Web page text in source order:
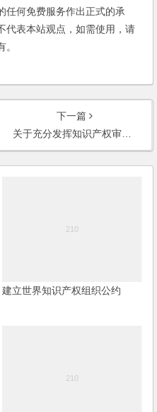
任何免费服务作出正式的承
代表本站观点，如需使用，请
下一篇
关于充分发挥知识产权审判职能作用推动社会主义文化大发展大繁荣和促进经济自主协调发展若干问题的意见
建立世界知识产权组织公约